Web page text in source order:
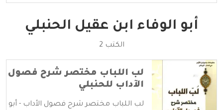
أبو الوفاء ابن عقيل الحنبلي
الكتب 2
لب اللباب مختصر شرح فصول
الآداب للحنبلي
لب اللباب مختصر شرح فصول الأداب - أبو